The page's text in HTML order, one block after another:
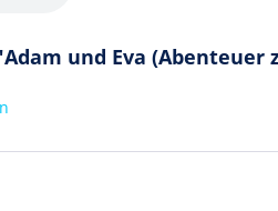
und Eva (Abenteuer